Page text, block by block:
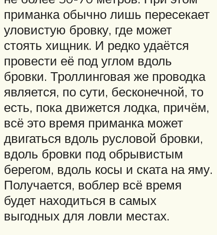
приманка обычно лишь пересекает
уловистую бровку, где может
стоять хищник. И редко удаётся
провести её под углом вдоль
бровки. Троллинговая же проводка
является, по сути, бесконечной, то
есть, пока движется лодка, причём,
всё это время приманка может
двигаться вдоль русловой бровки,
вдоль бровки под обрывистым
берегом, вдоль косы и ската на яму.
Получается, воблер всё время
будет находиться в самых
выгодных для ловли местах.